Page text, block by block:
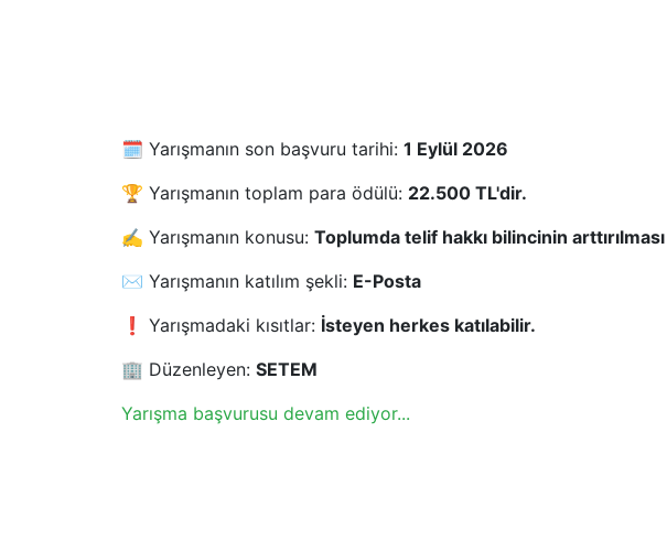
🗓️ Yarışmanın son başvuru tarihi: 1 Eylül 2026
🏆 Yarışmanın toplam para ödülü: 22.500 TL'dir.
✍️ Yarışmanın konusu: Toplumda telif hakkı bilincinin arttırılması
✉️ Yarışmanın katılım şekli: E-Posta
❗ Yarışmadaki kısıtlar: İsteyen herkes katılabilir.
🏢 Düzenleyen: SETEM
Yarışma başvurusu devam ediyor...